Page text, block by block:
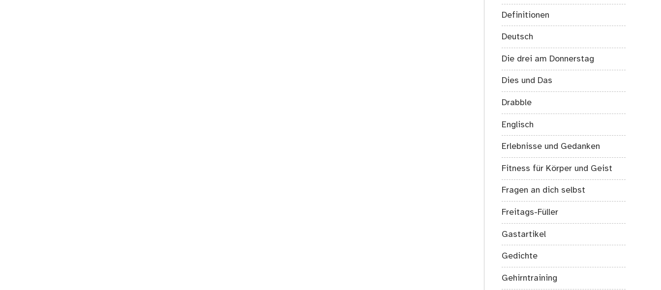
Definitionen
Deutsch
Die drei am Donnerstag
Dies und Das
Drabble
Englisch
Erlebnisse und Gedanken
Fitness für Körper und Geist
Fragen an dich selbst
Freitags-Füller
Gastartikel
Gedichte
Gehirntraining